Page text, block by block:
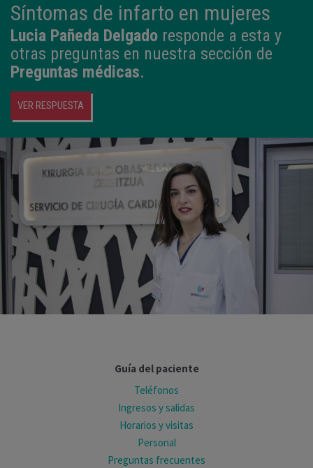
Síntomas de infarto en mujeres
Lucia Pañeda Delgado responde a esta y
otras preguntas en nuestra sección de
Preguntas médicas.
VER RESPUESTA
Guía del paciente
Teléfonos
Ingresos y salidas
Horarios y visitas
Personal
Preguntas frecuentes